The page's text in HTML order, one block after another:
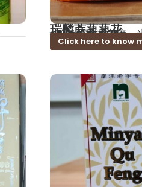
瑞麟蔴蓼蓼花
成份：糯米、芝麻、
Click here to know